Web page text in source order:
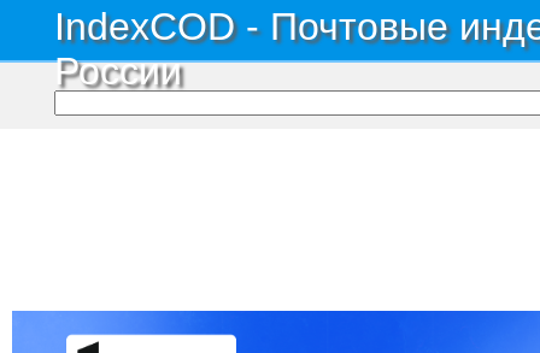
IndexCOD - Почтовые
России